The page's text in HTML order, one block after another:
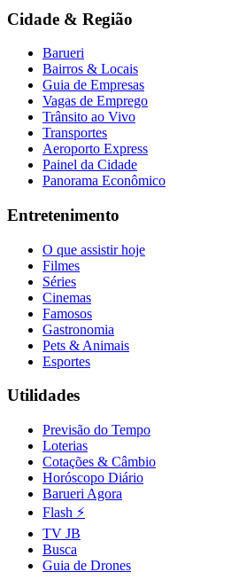
Cidade & Região
Barueri
Bairros & Locais
Guia de Empresas
Vagas de Emprego
Trânsito ao Vivo
Transportes
Aeroporto Express
Painel da Cidade
Panorama Econômico
Entretenimento
O que assistir hoje
Filmes
Séries
Cinemas
Famosos
Gastronomia
Pets & Animais
Esportes
Utilidades
Previsão do Tempo
Loterias
Cotações & Câmbio
Horóscopo Diário
Barueri Agora
Flash ⚡
TV JB
Busca
Guia de Drones